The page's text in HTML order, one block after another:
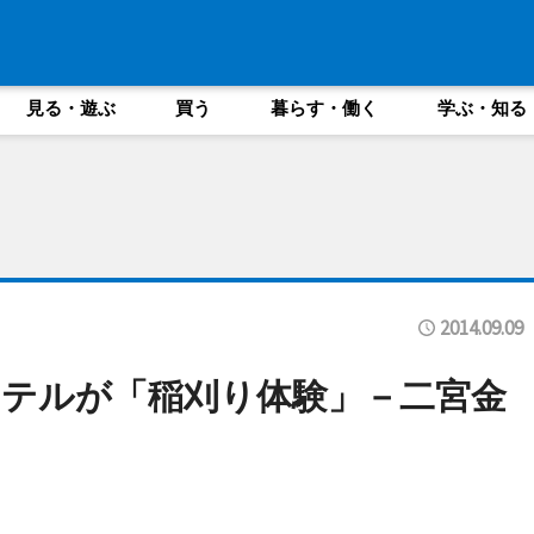
見る・遊ぶ 買う 暮らす・働く 学ぶ・知る
2014.09.09
ルが「稲刈り体験」－二宮金